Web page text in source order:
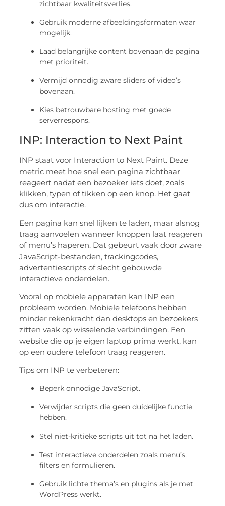
zichtbaar kwaliteitsverlies.
Gebruik moderne afbeeldingsformaten waar
mogelijk.
Laad belangrijke content bovenaan de pagina
met prioriteit.
Vermijd onnodig zware sliders of video’s
bovenaan.
Kies betrouwbare hosting met goede
serverrespons.
INP: Interaction to Next Paint
INP staat voor Interaction to Next Paint. Deze
metric meet hoe snel een pagina zichtbaar
reageert nadat een bezoeker iets doet, zoals
klikken, typen of tikken op een knop. Het gaat
dus om interactie.
Een pagina kan snel lijken te laden, maar alsnog
traag aanvoelen wanneer knoppen laat reageren
of menu’s haperen. Dat gebeurt vaak door zware
JavaScript-bestanden, trackingcodes,
advertentiescripts of slecht gebouwde
interactieve onderdelen.
Vooral op mobiele apparaten kan INP een
probleem worden. Mobiele telefoons hebben
minder rekenkracht dan desktops en bezoekers
zitten vaak op wisselende verbindingen. Een
website die op je eigen laptop prima werkt, kan
op een oudere telefoon traag reageren.
Tips om INP te verbeteren:
Beperk onnodige JavaScript.
Verwijder scripts die geen duidelijke functie
hebben.
Stel niet-kritieke scripts uit tot na het laden.
Test interactieve onderdelen zoals menu’s,
filters en formulieren.
Gebruik lichte thema’s en plugins als je met
WordPress werkt.